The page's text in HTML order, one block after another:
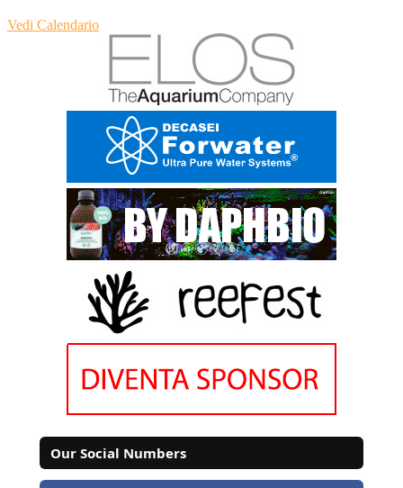
Vedi Calendario
Our Social Numbers